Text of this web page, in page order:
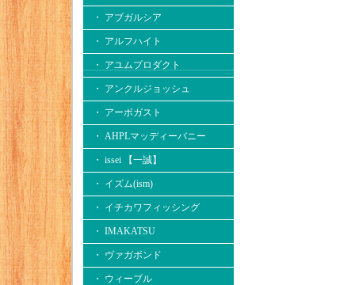
・ アブガルシア
・ アルフハイト
・ アユムプロダクト
・ アンクルジョッシュ
・ アーボガスト
・ AHPLマッディーバニー
・ issei 【一誠】
・ イズム(ism)
・ イチカワフィッシング
・ IMAKATSU
・ ヴァガボンド
・ ウィーブル